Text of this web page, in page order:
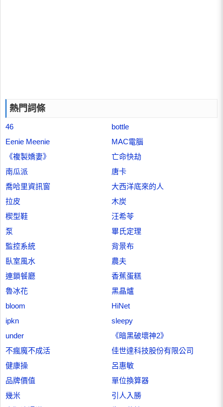
熱門詞條
46
bottle
Eenie Meenie
MAC電腦
《複製嬌妻》
亡命快劫
南瓜派
唐卡
喬哈里資訊窗
大西洋底來的人
拉皮
木炭
楔型鞋
汪希苓
泵
畢氏定理
監控系統
背景布
臥室風水
農夫
連鎖餐廳
香蕉蛋糕
魯冰花
黑晶爐
bloom
HiNet
ipkn
sleepy
under
《暗黑破壞神2》
不瘋魔不成活
佳世達科技股份有限公司
健康操
呂惠敏
品牌價值
單位換算器
幾米
引人入勝